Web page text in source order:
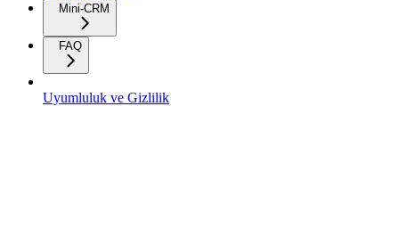
Mini-CRM
FAQ
Uyumluluk ve Gizlilik